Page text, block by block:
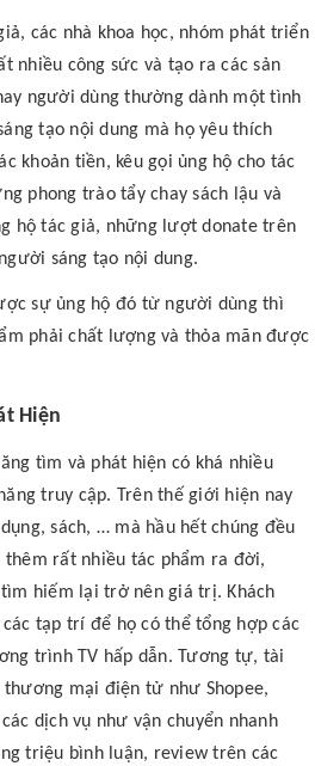
các nhà khoa học, nhóm phát triển
nhiều công sức và tạo ra các sản
người dùng thường dành một tình
tạo nội dung mà họ yêu thích
khoản tiền, kêu gọi ủng hộ cho tác
phong trào tẩy chay sách lậu và
hộ tác giả, những lượt donate trên
sáng tạo nội dung.
sự ủng hộ đó từ người dùng thì
phải chất lượng và thỏa mãn được
Hiện
tìm và phát hiện có khá nhiều
truy cập. Trên thế giới hiện nay
sách, … mà hầu hết chúng đều
thêm rất nhiều tác phẩm ra đời,
hiếm lại trở nên giá trị. Khách
tạp trí để họ có thể tổng hợp các
trình TV hấp dẫn. Tương tự, tài
mại điện tử như Shopee,
dịch vụ như vận chuyển nhanh
triệu bình luận, review trên các